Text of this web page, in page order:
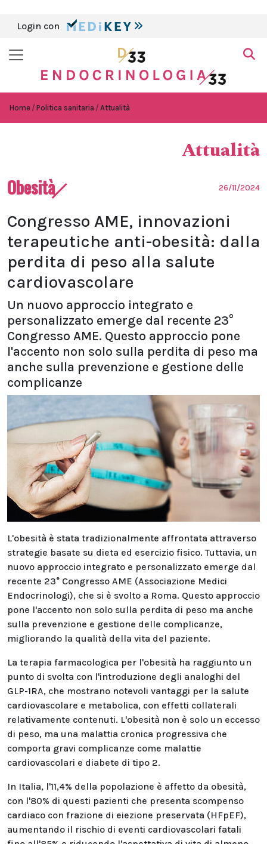
Login con
Home Politica sanitaria Attualità
Attualità
Obesità 26/11/2024
Congresso AME, innovazioni
terapeutiche anti-obesità: dalla
perdita di peso alla salute
cardiovascolare
Un nuovo approccio integrato e
personalizzato emerge dal recente 23°
Congresso AME. Questo approccio pone
l'accento non solo sulla perdita di peso ma
anche sulla prevenzione e gestione delle
complicanze
L'obesità è stata tradizionalmente affrontata attraverso
strategie basate su dieta ed esercizio fisico. Tuttavia, un
nuovo approccio integrato e personalizzato emerge dal
recente 23° Congresso AME (Associazione Medici
Endocrinologi), che si è svolto a Roma. Questo approccio
pone l'accento non solo sulla perdita di peso ma anche
sulla prevenzione e gestione delle complicanze,
migliorando la qualità della vita del paziente.
La terapia farmacologica per l'obesità ha raggiunto un
punto di svolta con l'introduzione degli analoghi del
GLP-1RA, che mostrano notevoli vantaggi per la salute
cardiovascolare e metabolica, con effetti collaterali
relativamente contenuti. L'obesità non è solo un eccesso
di peso, ma una malattia cronica progressiva che
comporta gravi complicanze come malattie
cardiovascolari e diabete di tipo 2.
In Italia, l'11,4% della popolazione è affetto da obesità,
con l'80% di questi pazienti che presenta scompenso
cardiaco con frazione di eiezione preservata (HFpEF),
aumentando il rischio di eventi cardiovascolari fatali